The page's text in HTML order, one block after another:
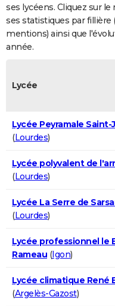
S'inscrire
Se connecter
Lycées
Collèges
Primaires
Universités
Entreprises
Service militaire
Avis de recherche
AVIS DE DÉCÈS
FORUM
ses lycéens. Cliquez sur
ses statistiques par fillière
mentions) ainsi que
année.
Lycée
Lycée Peyramale Saint-
(Lourdes)
Lycée polyvalent de
(Lourdes)
Lycée La Serre de
(Lourdes)
Lycée professionnel le
Rameau (Igon)
Lycée climatique René
(Argelès-Gazost)